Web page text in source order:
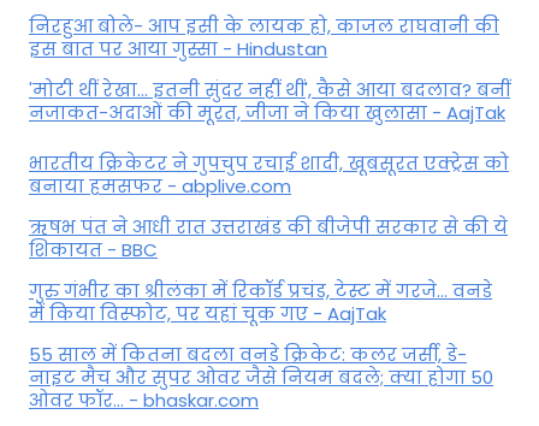
निरहुआ बोले- आप इसी के लायक हो, काजल राघवानी की
इस बात पर आया गुस्सा - Hindustan
'मोटी थीं रेखा... इतनी सुंदर नहीं थीं', कैसे आया बदलाव? बनीं
नजाकत-अदाओं की मूरत, जीजा ने किया खुलासा - AajTak
भारतीय क्रिकेटर ने गुपचुप रचाई शादी, खूबसूरत एक्ट्रेस को
बनाया हमसफर - abplive.com
ऋषभ पंत ने आधी रात उत्तराखंड की बीजेपी सरकार से की ये
शिकायत - BBC
गुरु गंभीर का श्रीलंका में र‍िकॉर्ड प्रचंड, टेस्ट में गरजे... वनडे
में किया व‍िस्फोट, पर यहां चूक गए - AajTak
55 साल में कितना बदला वनडे क्रिकेट: कलर जर्सी, डे-
नाइट मैच और सुपर ओवर जैसे नियम बदले; क्या होगा 50
ओवर फॉर... - bhaskar.com